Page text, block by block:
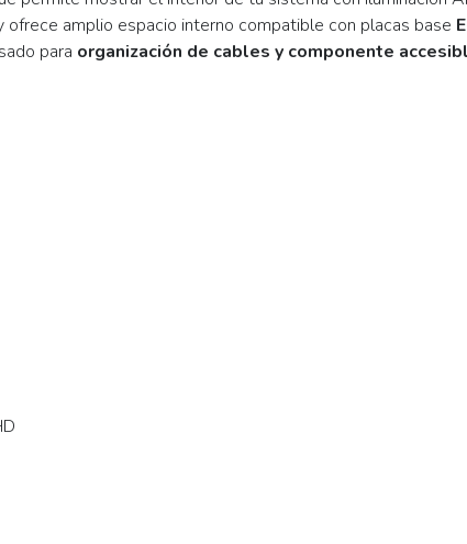
amplio espacio interno compatible con placas base
para organización de cables y componente